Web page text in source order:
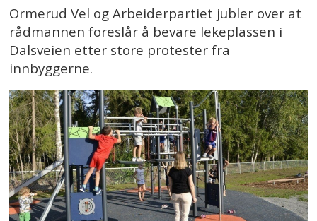
Ormerud Vel og Arbeiderpartiet jubler over at
rådmannen foreslår å bevare lekeplassen i
Dalsveien etter store protester fra
innbyggerne.